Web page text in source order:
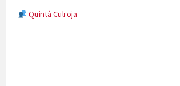
Quintà Culroja